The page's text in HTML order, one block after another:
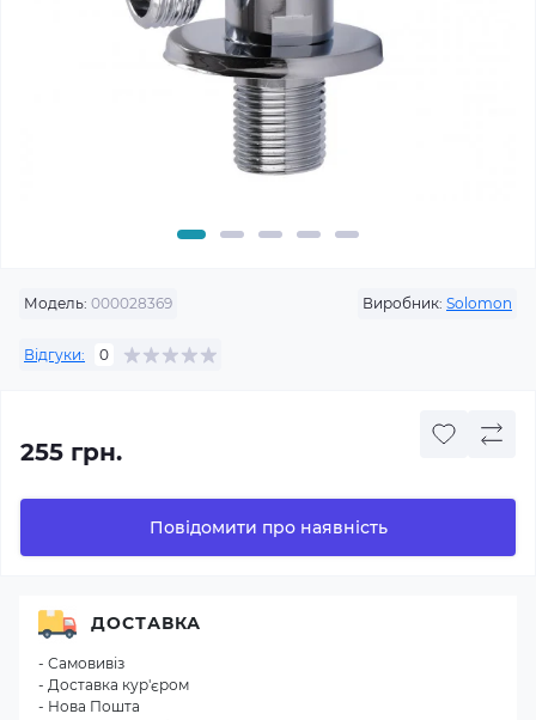
Модель: 000028369 Виробник: Solomon
Відгуки: 0
255 грн.
Повідомити про наявність
ДОСТАВКА
- Самовивіз
- Доставка кур'єром
- Нова Пошта